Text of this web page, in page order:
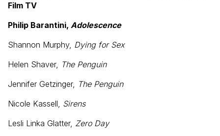
Film TV
Philip Barantini, Adolescence
Shannon Murphy, Dying for Sex
Helen Shaver, The Penguin
Jennifer Getzinger, The Penguin
Nicole Kassell, Sirens
Lesli Linka Glatter, Zero Day